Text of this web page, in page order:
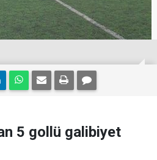
5 gollü galibiyet